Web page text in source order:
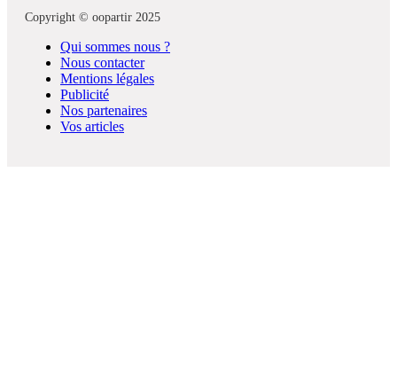
Copyright © oopartir 2025
Qui sommes nous ?
Nous contacter
Mentions légales
Publicité
Nos partenaires
Vos articles